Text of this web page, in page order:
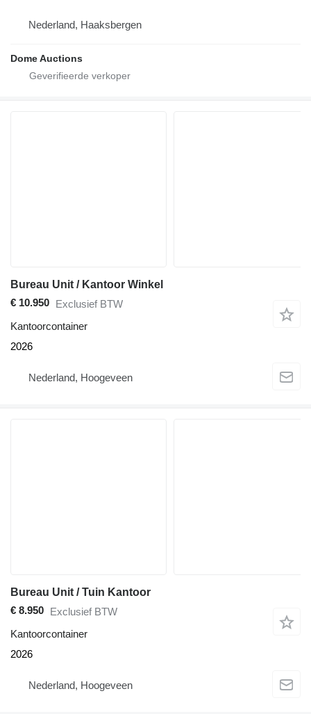
Nederland, Haaksbergen
Dome Auctions
Bureau Unit / Kantoor Winkel
€ 10.950 Exclusief BTW
Kantoorcontainer
2026
Nederland, Hoogeveen
Bureau Unit / Tuin Kantoor
€ 8.950 Exclusief BTW
Kantoorcontainer
2026
Nederland, Hoogeveen